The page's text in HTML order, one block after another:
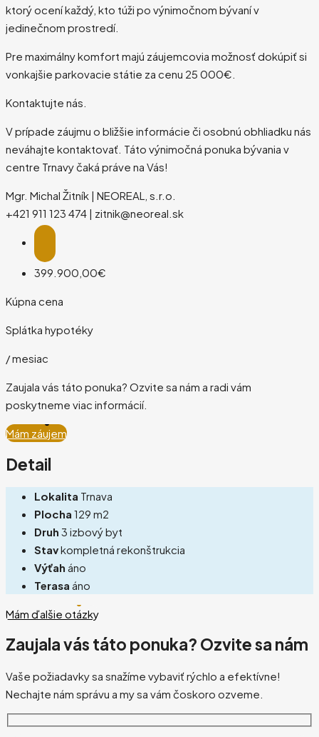
ktorý ocení každý, kto túži po výnimočnom bývaní v
jedinečnom prostredí.
Pre maximálny komfort majú záujemcovia možnosť dokúpiť si
vonkajšie parkovacie státie za cenu 25 000€.
Kontaktujte nás.
V prípade záujmu o bližšie informácie či osobnú obhliadku nás
neváhajte kontaktovať. Táto výnimočná ponuka bývania v
centre Trnavy čaká práve na Vás!
Mgr. Michal Žitník | NEOREAL, s.r.o.
+421 911 123 474 | zitnik@neoreal.sk
399.900,00€
Kúpna cena
Splátka hypotéky
/ mesiac
Zaujala vás táto ponuka? Ozvite sa nám a radi vám
poskytneme viac informácií.
Mám záujem
Detail
Lokalita Trnava
Plocha 129 m2
Druh 3 izbový byt
Stavkompletná rekonštrukcia
Výťah áno
Terasa áno
Mám ďalšie otázky
Zaujala vás táto ponuka? Ozvite sa nám
Vaše požiadavky sa snažíme vybaviť rýchlo a efektívne!
Nechajte nám správu a my sa vám čoskoro ozveme.